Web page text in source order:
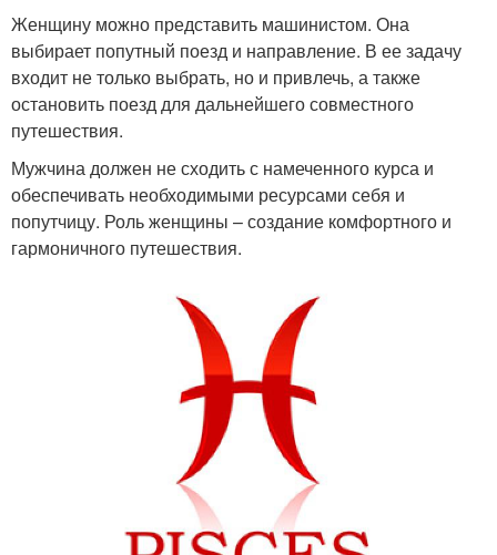
Женщину можно представить машинистом. Она
выбирает попутный поезд и направление. В ее задачу
входит не только выбрать, но и привлечь, а также
остановить поезд для дальнейшего совместного
путешествия.
Мужчина должен не сходить с намеченного курса и
обеспечивать необходимыми ресурсами себя и
попутчицу. Роль женщины – создание комфортного и
гармоничного путешествия.